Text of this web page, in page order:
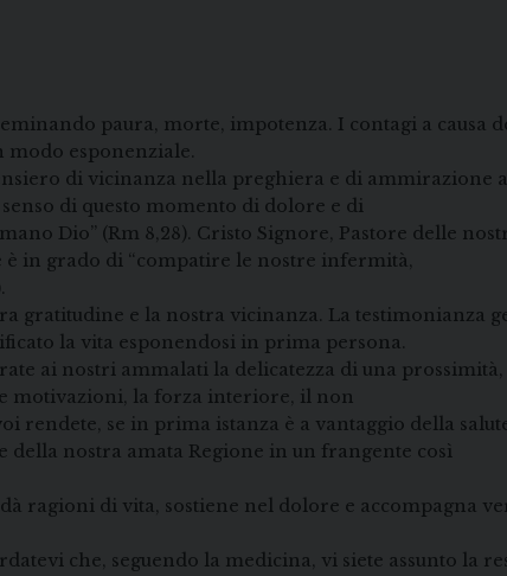
paura, morte, impotenza. I contagi a causa
modo esponenziale.
di vicinanza nella preghiera e di ammirazione
di questo momento di dolore e di
Dio” (Rm 8,28). Cristo Signore, Pastore delle
è in grado di “compatire le nostre infermità,
e la nostra vicinanza. La testimonianza
la vita esponendosi in prima persona.
ai nostri ammalati la delicatezza di una
motivazioni, la forza interiore, il non
se in prima istanza è a vantaggio della
della nostra amata Regione in un frangente così
ragioni di vita, sostiene nel dolore e accompagna
che, seguendo la medicina, vi siete assunto la